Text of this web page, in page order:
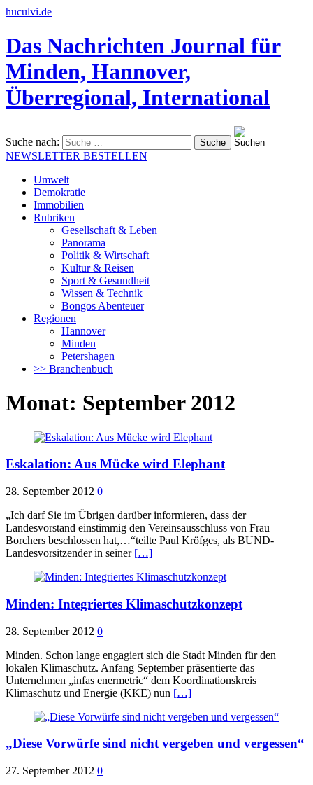
huculvi.de
Das Nachrichten Journal für
Minden, Hannover,
Überregional, International
Suche nach:
NEWSLETTER BESTELLEN
Umwelt
Demokratie
Immobilien
Rubriken
Gesellschaft & Leben
Panorama
Politik & Wirtschaft
Kultur & Reisen
Sport & Gesundheit
Wissen & Technik
Bongos Abenteuer
Regionen
Hannover
Minden
Petershagen
>> Branchenbuch
Monat: September 2012
Eskalation: Aus Mücke wird Elephant
28. September 2012 0
„Ich darf Sie im Übrigen darüber informieren, dass der
Landesvorstand einstimmig den Vereinsausschluss von Frau
Borchers beschlossen hat,…“teilte Paul Kröfges, als BUND-
Landesvorsitzender in seiner […]
Minden: Integriertes Klimaschutzkonzept
28. September 2012 0
Minden. Schon lange engagiert sich die Stadt Minden für den
lokalen Klimaschutz. Anfang September präsentierte das
Unternehmen „infas enermetric“ dem Koordinationskreis
Klimaschutz und Energie (KKE) nun […]
„Diese Vorwürfe sind nicht vergeben und vergessen“
27. September 2012 0